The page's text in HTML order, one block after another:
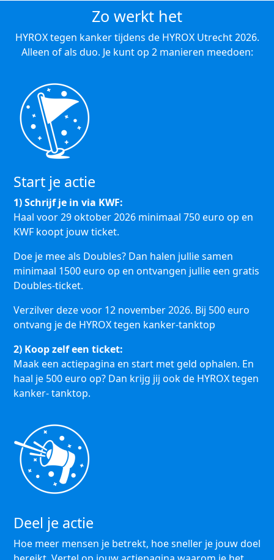
Zo werkt het
HYROX tegen kanker tijdens de HYROX Utrecht 2026.
Alleen of als duo. Je kunt op 2 manieren meedoen:
Start je actie
1) Schrijf je in via KWF:
Haal voor 29 oktober 2026 minimaal 750 euro op en
KWF koopt jouw ticket.
Doe je mee als Doubles? Dan halen jullie samen
minimaal 1500 euro op en ontvangen jullie een gratis
Doubles-ticket.
Verzilver deze voor 12 november 2026. Bij 500 euro
ontvang je de HYROX tegen kanker-tanktop
2) Koop zelf een ticket:
Maak een actiepagina en start met geld ophalen. En
haal je 500 euro op? Dan krijg jij ook de HYROX tegen
kanker- tanktop.
Deel je actie
Hoe meer mensen je betrekt, hoe sneller je jouw doel